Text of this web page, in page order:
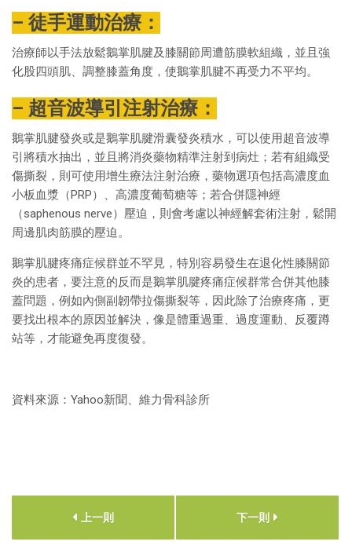
– 徒手運動治療：
治療師以手法放鬆鵝掌肌腱及膝關節周遭筋膜軟組織，並且強
化股四頭肌、調整膝蓋角度，使鵝掌肌腱不再受力不平均。
– 超音波導引注射治療：
鵝掌肌腱發炎或是鵝掌肌腱滑囊發炎積水，可以使用超音波導
引將積水抽出，並且將消炎藥物精準注射到病灶；若有組織受
傷撕裂，則可使用增生療法注射治療，藥物選項包括高濃度血
小板血漿（PRP）、高濃度葡萄糖等；若合併隱神經
（saphenous nerve）壓迫，則會考慮以神經解套術注射，鬆開
周邊肌肉筋膜的壓迫。
鵝掌肌腱疼痛症候群並不罕見，特別容易發生在退化性膝關節
炎的患者，要注意的反而是鵝掌肌腱疼痛症候群常合併其他膝
蓋問題，例如內側副韌帶拉傷撕裂等，因此除了治療疼痛，更
要找出根本的原因並解決，像是體重過重、過度運動、反覆蹲
站等，才能避免再度復發。
資料來源：Yahoo新聞、維力骨科診所
上一則 下一則